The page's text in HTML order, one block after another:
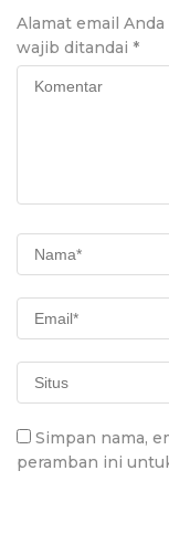
Alamat email
wajib ditandai *
Simpan nama,
peramban ini